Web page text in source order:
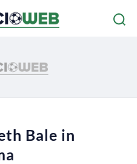
Bale in